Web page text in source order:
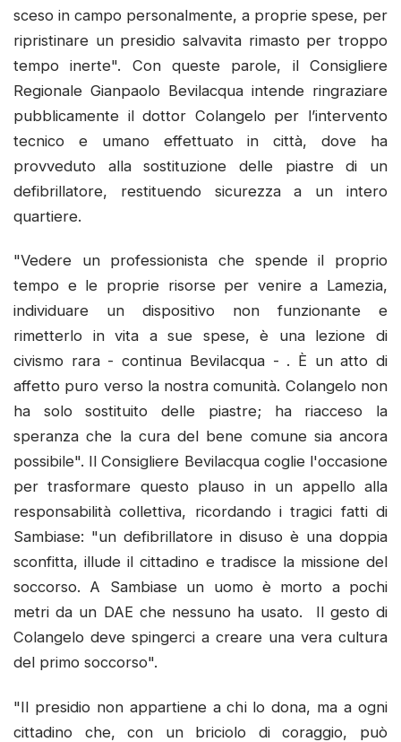
sceso in campo personalmente, a proprie spese, per
ripristinare un presidio salvavita rimasto per troppo
tempo inerte". ​Con queste parole, il Consigliere
Regionale Gianpaolo Bevilacqua intende ringraziare
pubblicamente il dottor Colangelo per l’intervento
tecnico e umano effettuato in città, dove ha
provveduto alla sostituzione delle piastre di un
defibrillatore, restituendo sicurezza a un intero
quartiere.
"Vedere un professionista che spende il proprio
tempo e le proprie risorse per venire a Lamezia,
individuare un dispositivo non funzionante e
rimetterlo in vita a sue spese, è una lezione di
civismo rara - continua Bevilacqua - . È un atto di
affetto puro verso la nostra comunità. Colangelo non
ha solo sostituito delle piastre; ha riacceso la
speranza che la cura del bene comune sia ancora
possibile". ​Il Consigliere Bevilacqua coglie l'occasione
per trasformare questo plauso in un appello alla
responsabilità collettiva, ricordando i tragici fatti di
Sambiase: ​"un defibrillatore in disuso è una doppia
sconfitta, illude il cittadino e tradisce la missione del
soccorso. ​A Sambiase un uomo è morto a pochi
metri da un DAE che nessuno ha usato. Il gesto di
Colangelo deve spingerci a creare una vera cultura
del primo soccorso".
"Il presidio non appartiene a chi lo dona, ma a ogni
cittadino che, con un briciolo di coraggio, può